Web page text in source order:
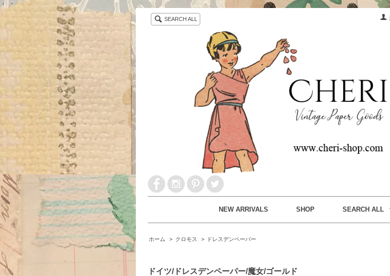
・ ・
SEARCH ALL
NEW ARRIVALS SHOP SEARCH ALL
ホーム > クロモス > ドレスデンペーパー
ドイツ/ドレスデンペーパー/魔女/ゴールド